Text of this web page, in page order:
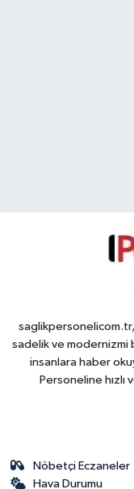
sadelik ve modernizmi
insanlara haber
Personeline hızlı
Nöbetçi Eczaneler
Hava Durumu